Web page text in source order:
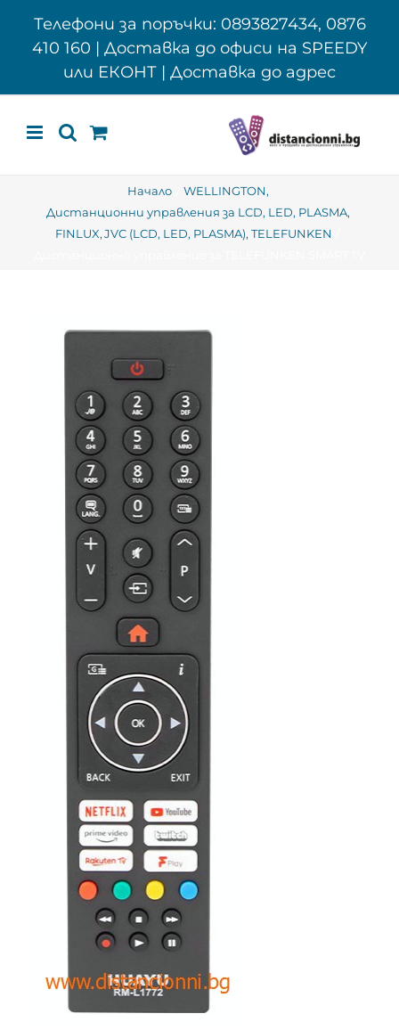
Телефони за поръчки: 0893827434, 0876
410 160 | Доставка до офиси на SPEEDY
или ЕКОНТ | Доставка до адрес
Начало
WELLINGTON
Дистанционни управления за LCD, LED, PLASMA
FINLUX JVC (LCD, LED, PLASMA) TELEFUNKEN